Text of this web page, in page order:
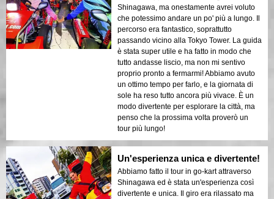
Shinagawa, ma onestamente avrei voluto
che potessimo andare un po' più a lungo. Il
percorso era fantastico, soprattutto
passando vicino alla Tokyo Tower. La guida
è stata super utile e ha fatto in modo che
tutto andasse liscio, ma non mi sentivo
proprio pronto a fermarmi! Abbiamo avuto
un ottimo tempo per farlo, e la giornata di
sole ha reso tutto ancora più vivace. È un
modo divertente per esplorare la città, ma
penso che la prossima volta proverò un
tour più lungo!
Un'esperienza unica e divertente!
Abbiamo fatto il tour in go-kart attraverso
Shinagawa ed è stata un'esperienza così
divertente e unica. Il giro era rilassato ma